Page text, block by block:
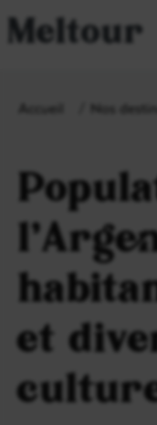
Meltour
Accueil Nos
et